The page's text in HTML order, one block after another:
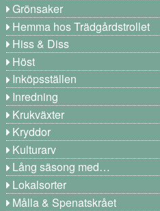
Grönsaker
Hemma hos Trädgårdstrollet
Hiss & Diss
Höst
Inköpsställen
Inredning
Krukväxter
Kryddor
Kulturarv
Lång säsong med…
Lokalsorter
Målla & Spenatskrået